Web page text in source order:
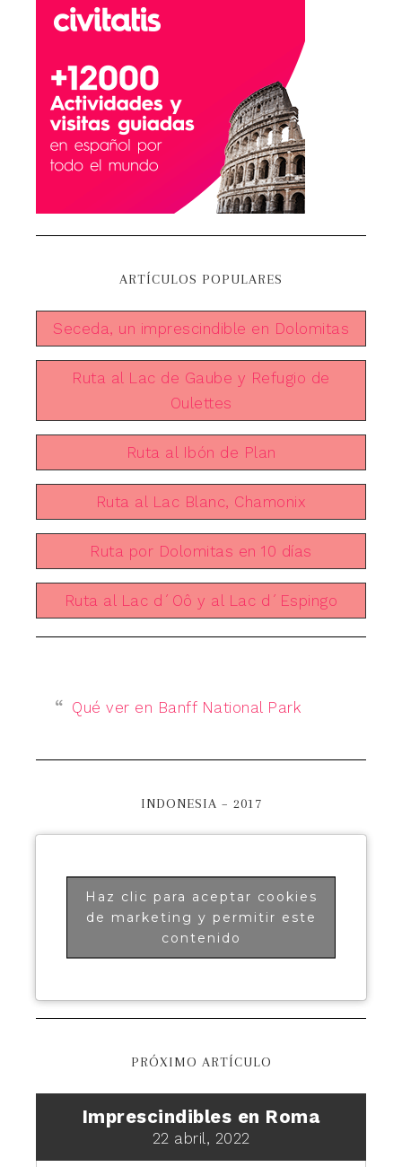
ARTÍCULOS POPULARES
Seceda, un imprescindible en Dolomitas
Ruta al Lac de Gaube y Refugio de
Oulettes
Ruta al Ibón de Plan
Ruta al Lac Blanc, Chamonix
Ruta por Dolomitas en 10 días
Ruta al Lac d´Oô y al Lac d´Espingo
Qué ver en Banff National Park
INDONESIA – 2017
Haz clic para aceptar cookies
de marketing y permitir este
contenido
PRÓXIMO ARTÍCULO
Imprescindibles en Roma
22 abril, 2022